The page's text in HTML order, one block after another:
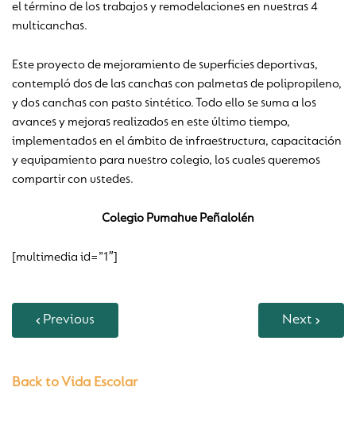
el término de los trabajos y remodelaciones en nuestras 4
multicanchas.
Este proyecto de mejoramiento de superficies deportivas,
contempló dos de las canchas con palmetas de polipropileno,
y dos canchas con pasto sintético. Todo ello se suma a los
avances y mejoras realizados en este último tiempo,
implementados en el ámbito de infraestructura, capacitación
y equipamiento para nuestro colegio, los cuales queremos
compartir con ustedes.
Colegio Pumahue Peñalolén
[multimedia id=”1″]
Previous Next
Back to Vida Escolar